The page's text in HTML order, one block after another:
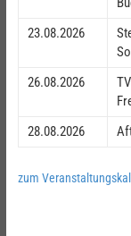
23.08.2026
26.08.2026
28.08.2026
zum